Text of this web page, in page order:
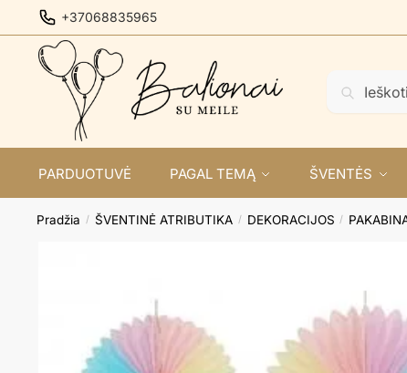
to
navigation
to
content
+37068835965
PARDUOTUVĖ PAGAL TEMĄ ŠVENTĖS
Pradžia / ŠVENTINĖ ATRIBUTIKA / DEKORACIJOS /